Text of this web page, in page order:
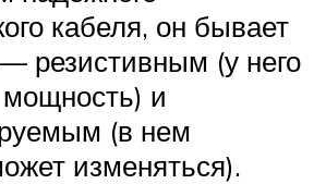
кабеля, он бывает
резистивным (у него
и
(в нем
изменяться).